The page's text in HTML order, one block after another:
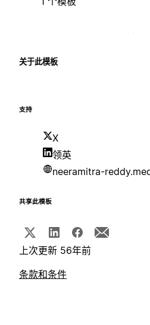
关于此模板
支持
X
领英
neeramitra-
共享此模板
上次更新 56年前
条款和条件